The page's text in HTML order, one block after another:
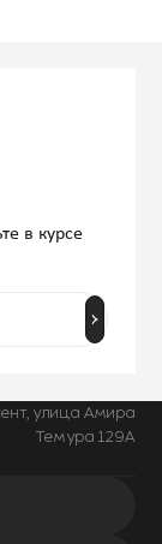
улица Амира
Темура 129А
в курсе